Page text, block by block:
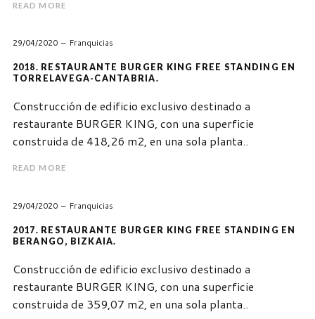
READ MORE
29/04/2020 Franquicias
2018. RESTAURANTE BURGER KING FREE STANDING EN
TORRELAVEGA-CANTABRIA.
Construcción de edificio exclusivo destinado a
restaurante BURGER KING, con una superficie
construida de 418,26 m2, en una sola planta..
READ MORE
29/04/2020 Franquicias
2017. RESTAURANTE BURGER KING FREE STANDING EN
BERANGO, BIZKAIA.
Construcción de edificio exclusivo destinado a
restaurante BURGER KING, con una superficie
construida de 359,07 m2, en una sola planta..